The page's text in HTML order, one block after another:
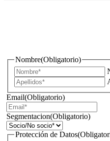
Nombre(Obligatorio)
Email(Obligatorio)
Segmentacion(Obligatorio)
Protección de Datos